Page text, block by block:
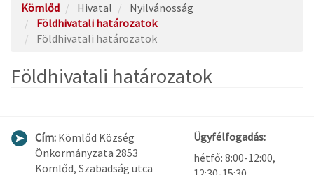
Kömlőd Hivatal
Nyilvánosság
Földhivatali határozatok
Földhivatali határozatok
Földhivatali határozatok
Cím: Kömlőd Község
Önkormányzata 2853
Kömlőd, Szabadság utca
Ügyfélfogadás:
hétfő: 8:00-12:00,